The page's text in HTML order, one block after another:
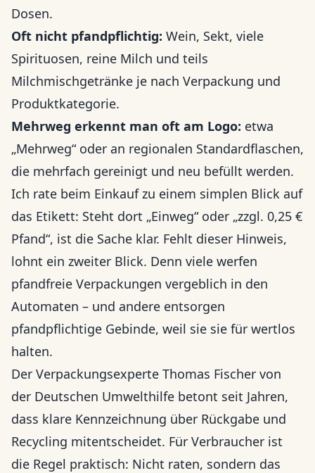
Dosen.
Oft nicht pfandpflichtig: Wein, Sekt, viele
Spirituosen, reine Milch und teils
Milchmischgetränke je nach Verpackung und
Produktkategorie.
Mehrweg erkennt man oft am Logo: etwa
„Mehrweg“ oder an regionalen Standardflaschen,
die mehrfach gereinigt und neu befüllt werden.
Ich rate beim Einkauf zu einem simplen Blick auf
das Etikett: Steht dort „Einweg“ oder „zzgl. 0,25 €
Pfand“, ist die Sache klar. Fehlt dieser Hinweis,
lohnt ein zweiter Blick. Denn viele werfen
pfandfreie Verpackungen vergeblich in den
Automaten – und andere entsorgen
pfandpflichtige Gebinde, weil sie sie für wertlos
halten.
Der Verpackungsexperte Thomas Fischer von
der Deutschen Umwelthilfe betont seit Jahren,
dass klare Kennzeichnung über Rückgabe und
Recycling mitentscheidet. Für Verbraucher ist
die Regel praktisch: Nicht raten, sondern das